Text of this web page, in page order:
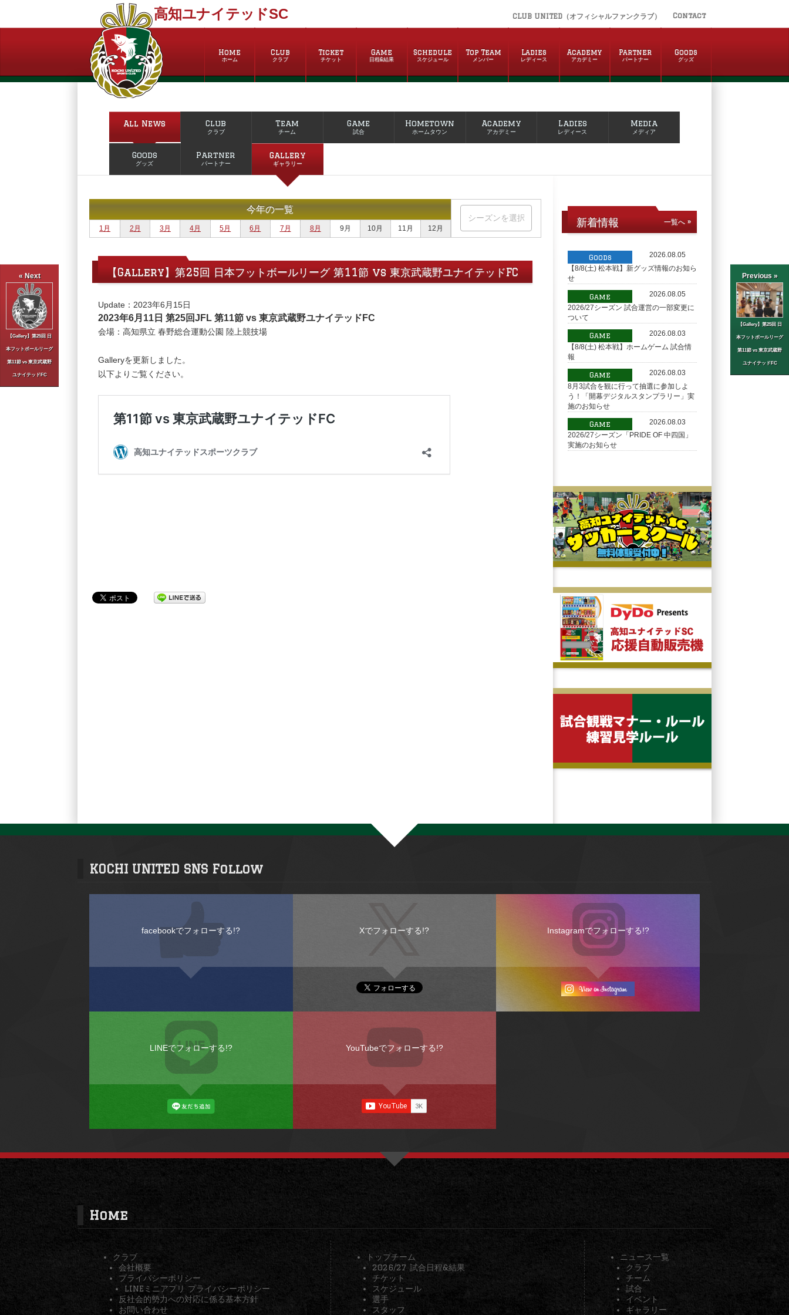
高知ユナイテッドSC CLUB UNITED（オフィシャルファンクラブ） Contact
Home
ホーム
Club
クラブ
Ticket
チケット
Game
日程&結果
Schedule
スケジュール
Top Team
メンバー
Ladies
レディース
Academy
アカデミー
Partner
パートナー
Goods
グッズ
« Next
【Gallery】第25回 日
本フットボールリーグ
第11節 vs 東京武蔵野
ユナイテッドFC
Previous »
【Gallery】第25回 日
本フットボールリーグ
第11節 vs 東京武蔵野
ユナイテッドFC
All News Club
クラブ
Team
チーム
Game
試合
Hometown
ホームタウン
Academy
アカデミー
Ladies
レディース
Media
メディア
Goods
グッズ
Partner
パートナー
Gallery
ギャラリー
今年の一覧
1月 2月 3月 4月 5月 6月 7月 8月 9月 10月 11月 12月
【Gallery】第25回 日本フットボールリーグ 第11節 vs 東京武蔵野ユナイテッドFC
Update：2023年6月15日
2023年6月11日 第25回JFL 第11節 vs 東京武蔵野ユナイテッドFC
会場：高知県立 春野総合運動公園 陸上競技場
Galleryを更新しました。
以下よりご覧ください。
新着情報 一覧へ »
Goods
2026.08.05
【8/8(土) 松本戦】新グッズ情報のお知ら
せ
Game
2026.08.05
2026/27シーズン 試合運営の一部変更に
ついて
Game
2026.08.03
【8/8(土) 松本戦】ホームゲーム 試合情
報
Game
2026.08.03
8月3試合を観に行って抽選に参加しよ
う！「開幕デジタルスタンプラリー」実
施のお知らせ
Game
2026.08.03
2026/27シーズン「PRIDE OF 中四国」
実施のお知らせ
KOCHI UNITED SNS Follow
facebookでフォローする!? Xでフォローする!? Instagramでフォローする!?
LINEでフォローする!? YouTubeでフォローする!?
Home
クラブ
会社概要
プライバシーポリシー
LINEミニアプリ プライバシーポリシー
反社会的勢力への対応に係る基本方針
お問い合わせ
トップチーム
2026/27 試合日程&結果
チケット
スケジュール
選手
スタッフ
ニュース一覧
クラブ
チーム
試合
イベント
ギャラリー